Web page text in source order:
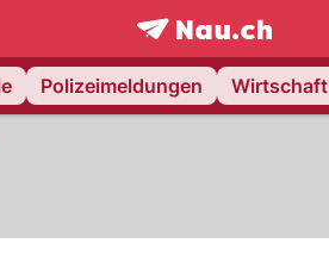
frontpage.NAU.ch
Polizeimeldungen Wirtschaft